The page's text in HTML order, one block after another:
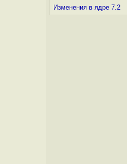
Изменения в ядре 7.2